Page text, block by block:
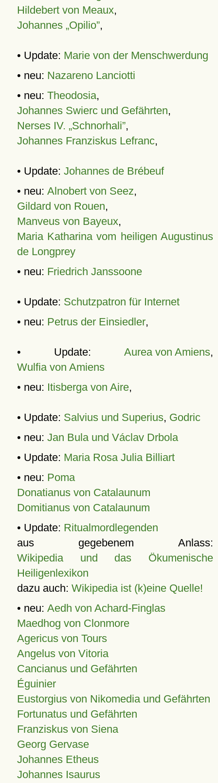
Hildebert von Meaux,
Johannes „Opilio”,
• Update: Marie von der Menschwerdung
• neu: Nazareno Lanciotti
• neu: Theodosia,
Johannes Swierc und Gefährten,
Nerses IV. „Schnorhali”,
Johannes Franziskus Lefranc,
• Update: Johannes de Brébeuf
• neu: Alnobert von Seez,
Gildard von Rouen,
Manveus von Bayeux,
Maria Katharina vom heiligen Augustinus
de Longprey
• neu: Friedrich Janssoone
• Update: Schutzpatron für Internet
• neu: Petrus der Einsiedler,
• Update: Aurea von Amiens,
Wulfia von Amiens
• neu: Itisberga von Aire,
• Update: Salvius und Superius, Godric
• neu: Jan Bula und Václav Drbola
• Update: Maria Rosa Julia Billiart
• neu: Poma
Donatianus von Catalaunum
Domitianus von Catalaunum
• Update: Ritualmordlegenden
aus gegebenem Anlass:
Wikipedia und das Ökumenische
Heiligenlexikon
dazu auch: Wikipedia ist (k)eine Quelle!
• neu: Aedh von Achard-Finglas
Maedhog von Clonmore
Agericus von Tours
Angelus von Vitoria
Cancianus und Gefährten
Éguinier
Eustorgius von Nikomedia und Gefährten
Fortunatus und Gefährten
Franziskus von Siena
Georg Gervase
Johannes Etheus
Johannes Isaurus